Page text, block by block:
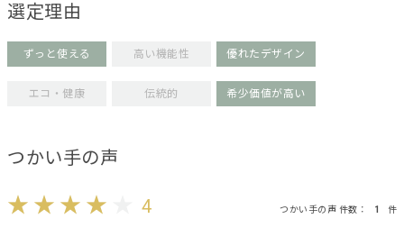
選定理由
ずっと使える 高い機能性 優れたデザイン
エコ・健康 伝統的 希少価値が高い
つかい手の声
4 つかい手の声 件数： 1 件